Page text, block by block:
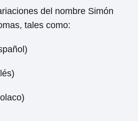
del nombre Simón
tales como: